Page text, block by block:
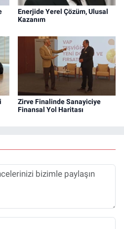
Enerjide Yerel Çözüm, Ulusal
Kazanım
Zirve Finalinde Sanayiciye
Finansal Yol Haritası